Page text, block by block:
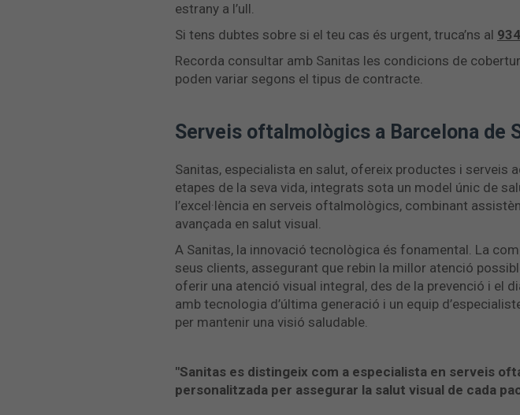
estrany a l’ull.
Si tens dubtes sobre si el teu cas és urgent, truca’ns al
Recorda consultar amb Sanitas les condicions de
poden variar segons el tipus de contracte.
Serveis oftalmològics a Barcelona de
Sanitas, especialista en salut, ofereix productes i
etapes de la seva vida, integrats sota un model únic de
l’excel·lència en serveis oftalmològics, combinant
avançada en salut visual.
A Sanitas, la innovació tecnològica és fonamental. La
seus clients, assegurant que rebin la millor atenció
oferir una atenció visual integral, des de la prevenció i el
amb tecnologia d’última generació i un equip
per mantenir una visió saludable.
"Sanitas es distingeix com a especialista en serveis
personalitzada per assegurar la salut visual de cada